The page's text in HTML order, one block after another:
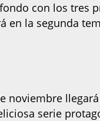
con los tres
en la segunda
noviembre
serie